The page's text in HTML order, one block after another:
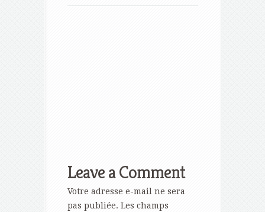
Leave a Comment
Votre adresse e-mail ne sera
pas publiée. Les champs